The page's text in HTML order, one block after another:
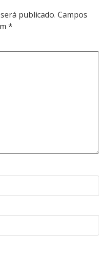
publicado. Campos
*